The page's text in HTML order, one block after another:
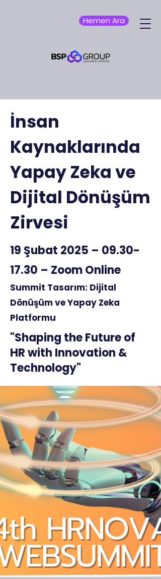
Hemen Ara
İnsan
Kaynaklarında
Yapay Zeka ve
Dijital Dönüşüm
Zirvesi
19 Şubat 2025 – 09.30-
17.30 – Zoom Online
Summit Tasarım: Dijital
Dönüşüm ve Yapay Zeka
Platformu
"Shaping the Future of
HR with Innovation &
Technology"